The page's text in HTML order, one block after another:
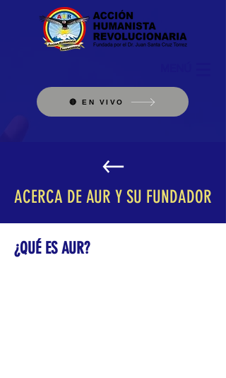
🔴 EN VIVO
ACERCA DE AUR Y SU FUNDADOR
¿QUÉ ES AUR?